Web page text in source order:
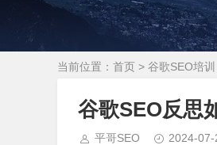
当前位置： 首页 > 谷歌SEO培训
谷歌SEO反思
平哥SEO 2024-07-